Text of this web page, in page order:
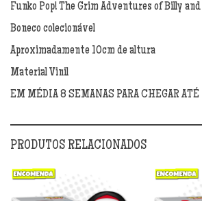
Funko Pop! The Grim Adventures of Billy
Boneco colecionável
Aproximadamente 10cm de altura
Material Vinil
EM MÉDIA 8 SEMANAS PARA CHEGAR ATÉ
PRODUTOS RELACIONADOS